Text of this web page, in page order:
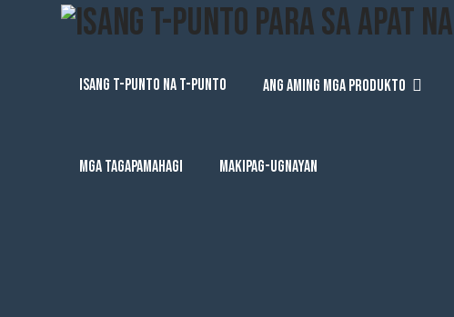
ISANG T-PUNTO NA T-PUNTO ANG AMING MGA PRODUKTO
MGA TAGAPAMAHAGI MAKIPAG-UGNAYAN